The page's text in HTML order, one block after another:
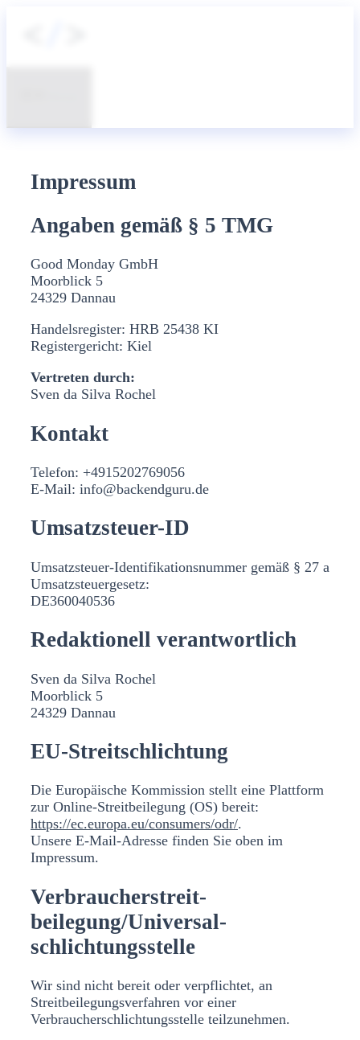
Impressum
Angaben gemäß § 5 TMG
Good Monday GmbH
Moorblick 5
24329 Dannau
Handelsregister: HRB 25438 KI
Registergericht: Kiel
Vertreten durch:
Sven da Silva Rochel
Kontakt
Telefon: +4915202769056
E-Mail: info@backendguru.de
Umsatzsteuer-ID
Umsatzsteuer-Identifikationsnummer gemäß § 27 a
Umsatzsteuergesetz:
DE360040536
Redaktionell verantwortlich
Sven da Silva Rochel
Moorblick 5
24329 Dannau
EU-Streitschlichtung
Die Europäische Kommission stellt eine Plattform
zur Online-Streitbeilegung (OS) bereit:
https://ec.europa.eu/consumers/odr/.
Unsere E-Mail-Adresse finden Sie oben im
Impressum.
Verbraucher­streit­
beilegung/Universal­
schlichtungs­stelle
Wir sind nicht bereit oder verpflichtet, an
Streitbeilegungsverfahren vor einer
Verbraucherschlichtungsstelle teilzunehmen.